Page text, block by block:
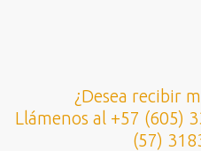
¿Desea recibir
Llámenos al +57 (605)
(57)